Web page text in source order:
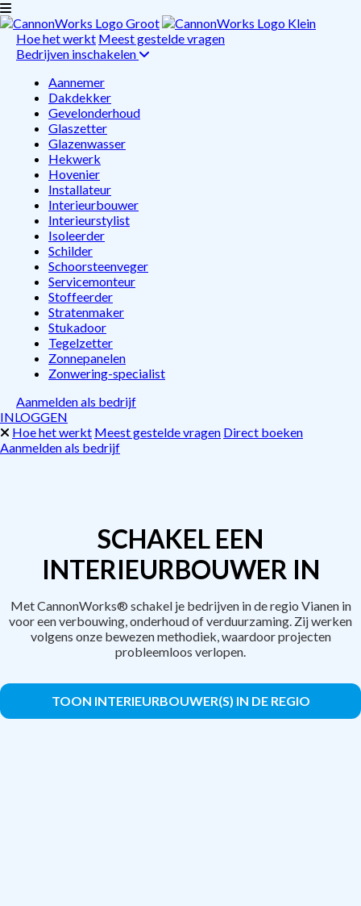
Hoe het werkt Meest gestelde vragen
Bedrijven inschakelen
Aannemer
Dakdekker
Gevelonderhoud
Glaszetter
Glazenwasser
Hekwerk
Hovenier
Installateur
Interieurbouwer
Interieurstylist
Isoleerder
Schilder
Schoorsteenveger
Servicemonteur
Stoffeerder
Stratenmaker
Stukadoor
Tegelzetter
Zonnepanelen
Zonwering-specialist
Aanmelden als bedrijf
INLOGGEN
Hoe het werkt Meest gestelde vragen Direct boeken
Aanmelden als bedrijf
SCHAKEL EEN
INTERIEURBOUWER IN
Met CannonWorks® schakel je bedrijven in de regio Vianen in
voor een verbouwing, onderhoud of verduurzaming. Zij werken
volgens onze bewezen methodiek, waardoor projecten
probleemloos verlopen.
TOON INTERIEURBOUWER(S) IN DE REGIO